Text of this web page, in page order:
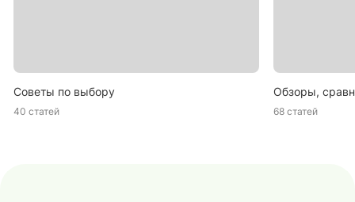
Советы по выбору
40 статей
Обзоры,
68 статей